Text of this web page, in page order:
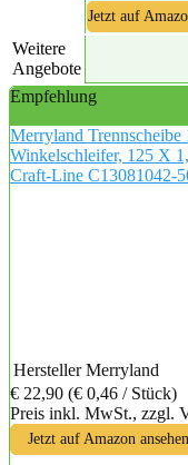
Jetzt auf
Weitere
Angebote
Empfehlung
Merryland
Winkelschleifer, 125 X
Craft-Line C13081042-
Hersteller Merryland
€ 22,90 (€ 0,46 / Stück)
Preis inkl. MwSt., zzgl.
Jetzt auf Amazon